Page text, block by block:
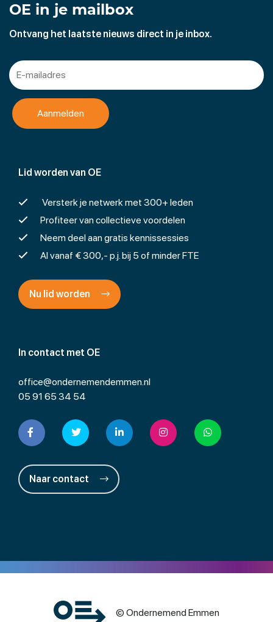
In contact met OE
office@ondernemendemmen.nl
05 91 65 34 54
Naar contact
Lid worden van OE
Versterk je netwerk met 300+ leden
Profiteer van collectieve voordelen
Neem deel aan gratis kennissessies
Al vanaf € 300,- p.j. bij 5 of minder FTE
Nu lid worden
OE in je mailbox
Ontvang het laatste nieuws direct in je inbox.
© Ondernemend Emmen